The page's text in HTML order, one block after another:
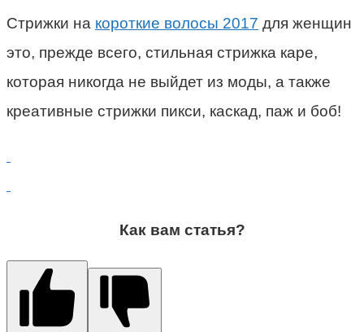
Стрижки на короткие волосы 2017 для женщин
это, прежде всего, стильная стрижка каре,
которая никогда не выйдет из моды, а также
креативные стрижки пикси, каскад, паж и боб!
Как вам статья?